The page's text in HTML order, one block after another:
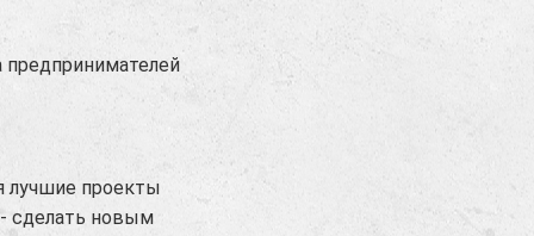
предпринимателей
лучшие проекты
сделать новым